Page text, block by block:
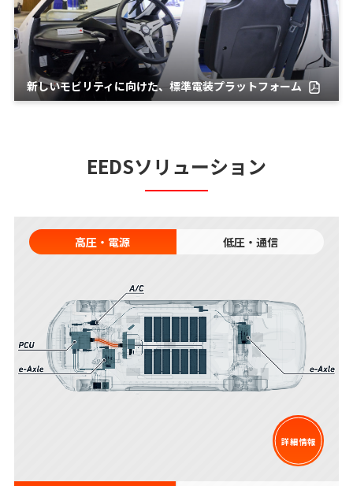
新しいモビリティに向けた、標準電装プラットフォーム
EEDSソリューション
高圧・電源 低圧・通信
詳細情報